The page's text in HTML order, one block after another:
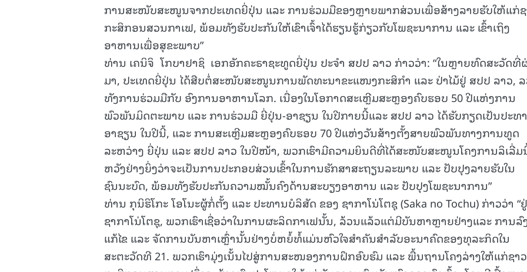
ການສະໜັບສະໜູນຈາກປະເທດຍີ່ປຸ່ນ ແລະ ການຮ່ວມມືຂອງຫຼາຍພາກສ່ວນເພື່ອສ້າງລາຍຮັບໃຫ້ແກ່
ກະສິກອນສວນກາເຟ, ພ້ອມທັງຮັບປະກັນໃຫ້ເຂົາເຈົ້າໄດ້ຮຽນຮູ້ກ່ຽວກັບໂພຊະນາການ ແລະ ເຂົ້າເຖິງ
ອາຫານເພື່ອສຸຂະພາບ”
ທ່ານ ເຄນິຈິ ໂກບາຢາຊິ ເອກອັກຄະຣາຊະທູດຍີ່ປຸ່ນ ປະຈຳ ສປປ ລາວ ກ່າວວ່າ: “ໃນຫຼາຍທົດສະວັດທີ່
ມາ, ປະເທດຍີ່ປຸ່ນ ໄດ້ສືບຕໍ່ສະໜັບສະໜູນການພັດທະນາຂະແໜງກະສິກຳ ແລະ ປ່າໄມ້ຢູ່ ສປປ ລາວ,
ທັງການຮ່ວມມືກັບ ອົງການອາຫານໂລກ. ເນື່ອງໃນໂອກາດສະເຫຼີມສະຫຼອງຄົບຮອບ 50 ປີແຫ່ງການ
ພົວພັນມິດຕະພາບ ແລະ ການຮ່ວມມື ຍີ່ປຸ່ນ-ອາຊຽນ ໃນປີກາຍນີ້ແລະ ສປປ ລາວ ໄດ້ຮັບກຽດເປັນປະທ
ອາຊຽນ ໃນປີນີ້, ແລະ ການສະເຫຼີມສະຫຼອງຄົບຮອບ 70 ປີແຫ່ງວັນສ້າງຕັ້ງສາຍພົວພັນທາງການທູດ
ລະຫວ່າງ ຍີ່ປຸ່ນ ແລະ ສປປ ລາວ ໃນປີໜ້າ, ພວກເຮົາມີຄວາມຍິນດີທີ່ໄດ້ສະໜັບສະໜູນໂຄງການລິເລີ່ມ
ຫວັງຢ່າງຍິ່ງວ່າຈະເປັນການປະກອບສ່ວນເຂົ້າໃນການຮັກສາສະຖຽນລະພາບ ແລະ ປັບປຸງລາຍຮັບໃນ
ຊົນນະບົດ, ພ້ອມທັງຮັບປະກັນຄວາມໝັ້ນຄົງດ້ານສະບຽງອາຫານ ແລະ ປັບປຸງໂພຊະນາການ”
ທ່ານ ກຸນິຮິໂກະ ໂອໂນະຜູ້ກໍ່ຕັ້ງ ແລະ ປະທານບໍລິສັດ ຂອງ ຊາກາໂນ່ໂຕຊຸ (Saka no Tochu) ກ່າວວ່າ “
ຊາກາໂນ່ໂຕຊຸ, ພວກເຮົາເຊື່ອວ່າໃນການຜະລິດກາເຟນັ້ນ, ລ້ວນແລ້ວແຕ່ມີບັນຫາຫຼາຍຢ່າງແລະ ການລົ
ແກ້ໄຂ ແລະ ຈັດການບັນຫາເຫຼົ່ານັ້ນຢ່າງບໍ່ຫຍໍ້ທໍ້ແມ່ນຫົວໃຈສໍາຄັນສຳລັບອະນາຄົດຂອງທຸລະກິດໃນ
ສະຕະວັດທີ 21. ພວກເຮົາມຸ່ງເນັ້ນໄປສູ່ການສະໜອງການຝຶກອົບຮົມ ແລະ ພື້ນຖານໂຄງລ່າງໃຫ້ແກ່ຊາວ